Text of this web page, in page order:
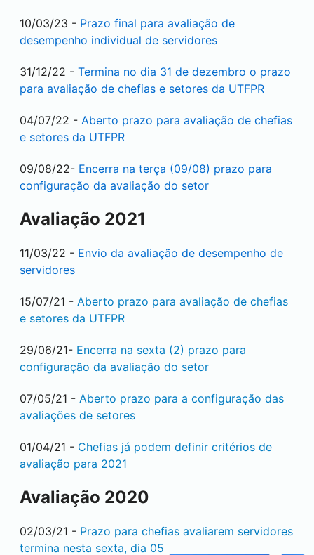
10/03/23 - Prazo final para avaliação de
desempenho individual de servidores
31/12/22 - Termina no dia 31 de dezembro o prazo
para avaliação de chefias e setores da UTFPR
04/07/22 - Aberto prazo para avaliação de chefias
e setores da UTFPR
09/08/22- Encerra na terça (09/08) prazo para
configuração da avaliação do setor
Avaliação 2021
11/03/22 - Envio da avaliação de desempenho de
servidores
15/07/21 - Aberto prazo para avaliação de chefias
e setores da UTFPR
29/06/21- Encerra na sexta (2) prazo para
configuração da avaliação do setor
07/05/21 - Aberto prazo para a configuração das
avaliações de setores
01/04/21 - Chefias já podem definir critérios de
avaliação para 2021
Avaliação 2020
02/03/21 - Prazo para chefias avaliarem servidores
termina nesta sexta, dia 05